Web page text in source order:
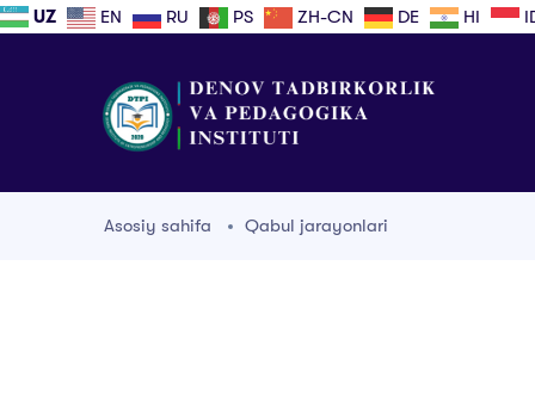
UZ EN RU PS ZH-CN DE HI
Asosiy sahifa Qabul jarayonlari